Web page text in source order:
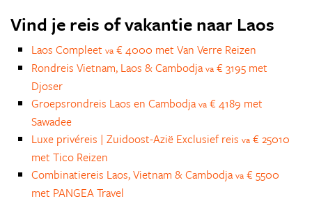
Vind je reis of vakantie naar Laos
Laos Compleet va € 4000 met Van Verre Reizen
Rondreis Vietnam, Laos & Cambodja va € 3195 met
Djoser
Groepsrondreis Laos en Cambodja va € 4189 met
Sawadee
Luxe privéreis | Zuidoost-Azië Exclusief reis va € 25010
met Tico Reizen
Combinatiereis Laos, Vietnam & Cambodja va € 5500
met PANGEA Travel